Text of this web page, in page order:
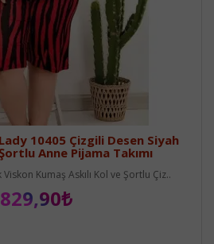
10405 Çizgili Desen Siyah
Anne Pijama Takımı
Kumaş Askılı Kol ve Şortlu Çiz..
829,90₺